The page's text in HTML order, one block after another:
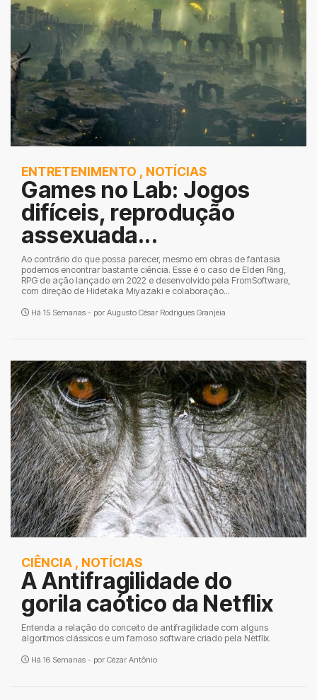
ENTRETENIMENTO , NOTÍCIAS
Games no Lab: Jogos
difíceis, reprodução
assexuada...
Ao contrário do que possa parecer, mesmo em obras de fantasia
podemos encontrar bastante ciência. Esse é o caso de Elden Ring,
RPG de ação lançado em 2022 e desenvolvido pela FromSoftware,
com direção de Hidetaka Miyazaki e colaboração...
Há 15 Semanas - por Augusto César Rodrigues Granjeia
CIÊNCIA , NOTÍCIAS
A Antifragilidade do
gorila caótico da Netflix
Entenda a relação do conceito de antifragilidade com alguns
algoritmos clássicos e um famoso software criado pela Netflix.
Há 16 Semanas - por Cézar Antônio